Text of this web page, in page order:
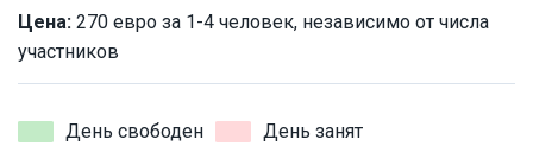
Цена: 270 евро за 1-4 человек, независимо от числа
участников
День свободен
День занят